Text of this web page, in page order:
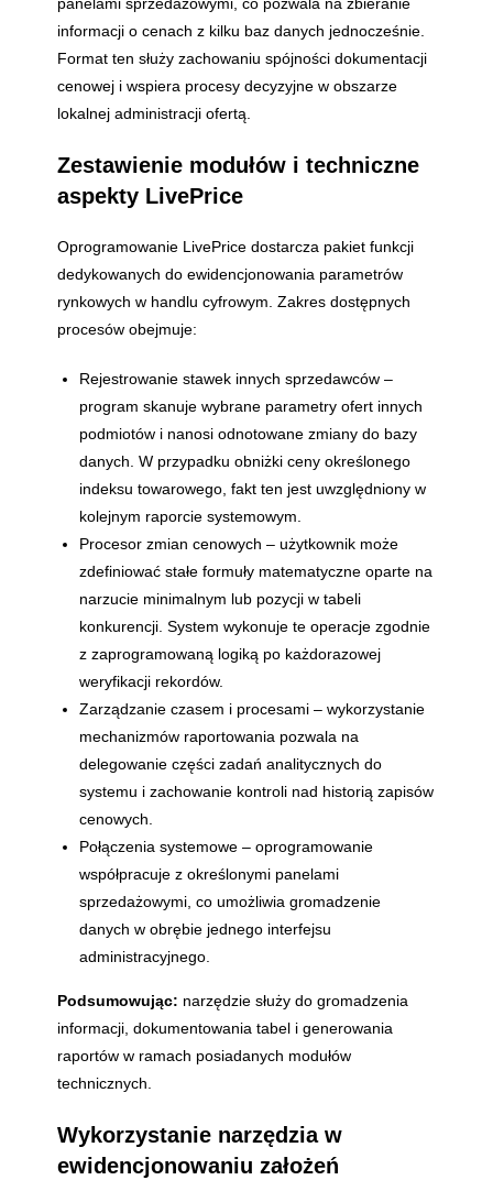
informacji o cenach z kilku baz danych jednocześnie.
Format ten służy zachowaniu spójności dokumentacji
cenowej i wspiera procesy decyzyjne w obszarze
lokalnej administracji ofertą.
Zestawienie modułów i techniczne
aspekty LivePrice
Oprogramowanie LivePrice dostarcza pakiet funkcji
dedykowanych do ewidencjonowania parametrów
rynkowych w handlu cyfrowym. Zakres dostępnych
procesów obejmuje:
Rejestrowanie stawek innych sprzedawców –
program skanuje wybrane parametry ofert innych
podmiotów i nanosi odnotowane zmiany do bazy
danych. W przypadku obniżki ceny określonego
indeksu towarowego, fakt ten jest uwzględniony w
kolejnym raporcie systemowym.
Procesor zmian cenowych – użytkownik może
zdefiniować stałe formuły matematyczne oparte na
narzucie minimalnym lub pozycji w tabeli
konkurencji. System wykonuje te operacje zgodnie
z zaprogramowaną logiką po każdorazowej
weryfikacji rekordów.
Zarządzanie czasem i procesami – wykorzystanie
mechanizmów raportowania pozwala na
delegowanie części zadań analitycznych do
systemu i zachowanie kontroli nad historią zapisów
cenowych.
Połączenia systemowe – oprogramowanie
współpracuje z określonymi panelami
sprzedażowymi, co umożliwia gromadzenie
danych w obrębie jednego interfejsu
administracyjnego.
Podsumowując: narzędzie służy do gromadzenia
informacji, dokumentowania tabel i generowania
raportów w ramach posiadanych modułów
technicznych.
Wykorzystanie narzędzia w
ewidencjonowaniu założeń